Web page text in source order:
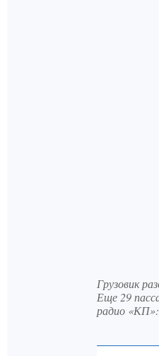
Грузовик
Еще 29
радио